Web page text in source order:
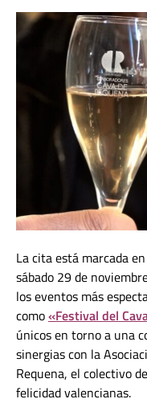
La cita está marcada
sábado 29 de
los eventos más
como«Festival del
únicos en torno a una
sinergias con la
Requena, el colectivo
felicidad valencianas.